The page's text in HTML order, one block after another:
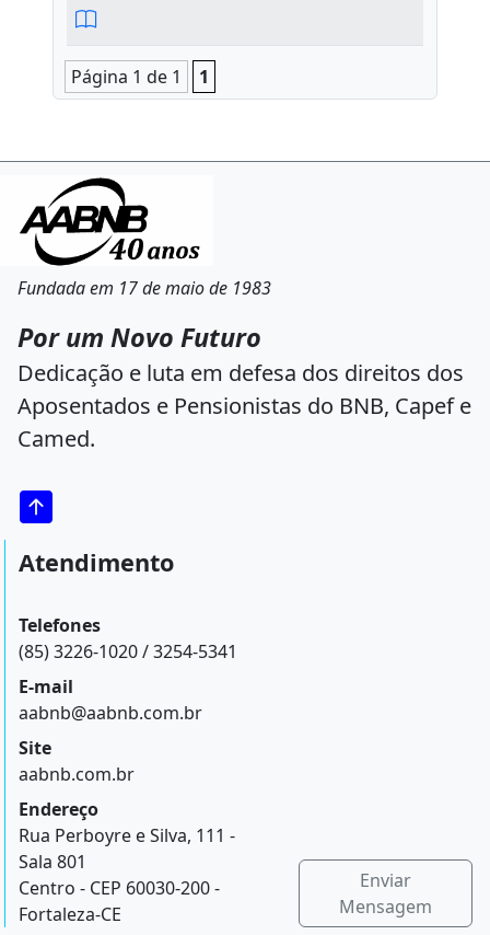
Página 1 de 1 1
Fundada em 17 de maio de 1983
Por um Novo Futuro
Dedicação e luta em defesa dos direitos dos
Aposentados e Pensionistas do BNB, Capef e
Camed.
Atendimento
Telefones
(85) 3226-1020 / 3254-5341
E-mail
aabnb@aabnb.com.br
Site
aabnb.com.br
Endereço
Rua Perboyre e Silva, 111 -
Sala 801
Centro - CEP 60030-200 -
Fortaleza-CE
Enviar
Mensagem